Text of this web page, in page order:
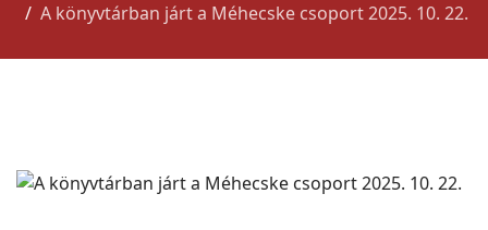
A könyvtárban járt a Méhecske csoport 2025. 10. 22.